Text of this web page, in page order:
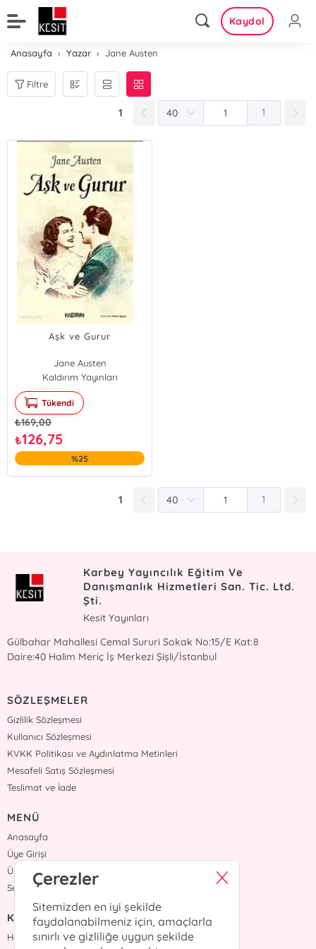
Kaydol
Anasayfa Yazar Jane Austen
Filtre
1 1
Aşk ve Gurur
Jane Austen
Kaldırım Yayınları
Tükendi
₺169,00
₺126,75
%25
1 1
Karbey Yayıncılık Eğitim Ve
Danışmanlık Hizmetleri San. Tic. Ltd.
Şti.
Kesit Yayınları
Gülbahar Mahallesi Cemal Sururi Sokak No:15/E Kat:8
Daire:40 Halim Meriç İş Merkezi Şişli/İstanbul
SÖZLEŞMELER
Gizlilik Sözleşmesi
Kullanıcı Sözleşmesi
KVKK Politikası ve Aydınlatma Metinleri
Mesafeli Satış Sözleşmesi
Teslimat ve İade
MENÜ
Anasayfa
Üye Girişi
Üye Ol
Sepetim
KURUMSAL
Hakkımızda
Çerezler
Sitemizden en iyi şekilde
faydalanabilmeniz için, amaçlarla
sınırlı ve gizliliğe uygun şekilde